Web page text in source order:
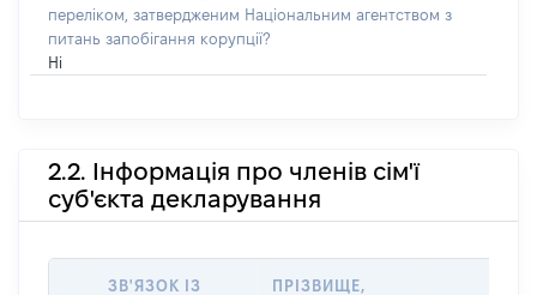
переліком, затвердженим Національним агентством з
питань запобігання корупції?
Ні
2.2. Інформація про членів сім'ї
суб'єкта декларування
ЗВ'ЯЗОК ІЗ
ПРІЗВИЩЕ,